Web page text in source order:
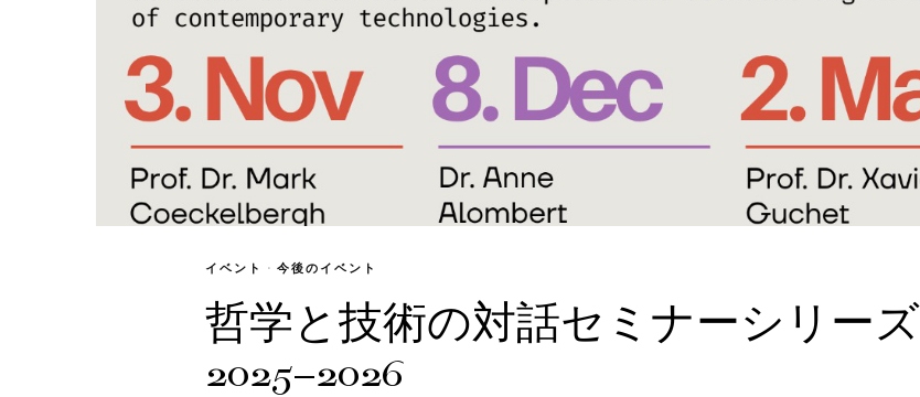
イベント · 今後のイベント
哲学と技術の対話セミナーシリーズ
2025–2026